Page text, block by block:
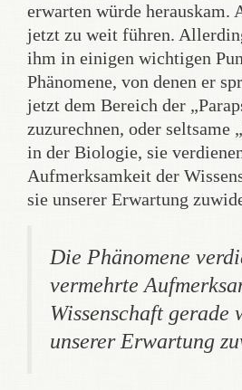
erwarten würde herauskam.
jetzt zu weit führen.
ihm in einigen wichtigen
Phänomene, von denen er
jetzt dem Bereich der
zuzurechnen, oder seltsame
in der Biologie, sie
Aufmerksamkeit der
sie unserer Erwartung
Die Phänomene
vermehrte
Wissenschaft gerade
unserer Erwartung